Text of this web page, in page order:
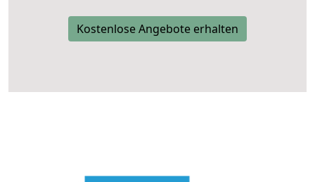
Kostenlose Angebote erhalten